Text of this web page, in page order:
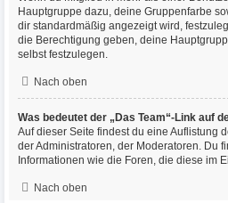
Hauptgruppe dazu, deine Gruppenfarbe
dir standardmäßig angezeigt wird,
die Berechtigung geben, deine
selbst festzulegen.
Nach oben
Was bedeutet der „Das Team“-Link auf
Auf dieser Seite findest du eine Auflistung
der Administratoren, der Moderatoren. Du
Informationen wie die Foren, die diese im
Nach oben